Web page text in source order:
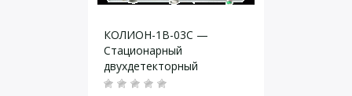
КОЛИОН-1В-03С —
Стационарный
двухдетекторный
газоанализатор